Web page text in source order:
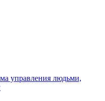
управления людьми,